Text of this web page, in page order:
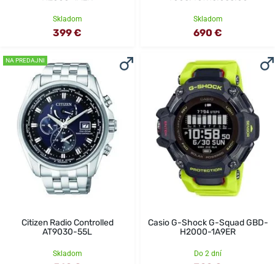
Skladom
399 €
Skladom
690 €
NA PREDAJNI
Citizen Radio Controlled
AT9030-55L
Skladom
Casio G-Shock G-Squad GBD-
H2000-1A9ER
Do 2 dní